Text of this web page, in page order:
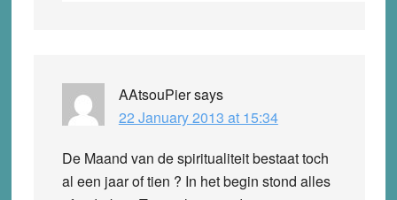
AAtsouPiersays
22 January 2013 at 15:34
De Maand van de spiritualiteit bestaat toch
al een jaar of tien ? In het begin stond alles